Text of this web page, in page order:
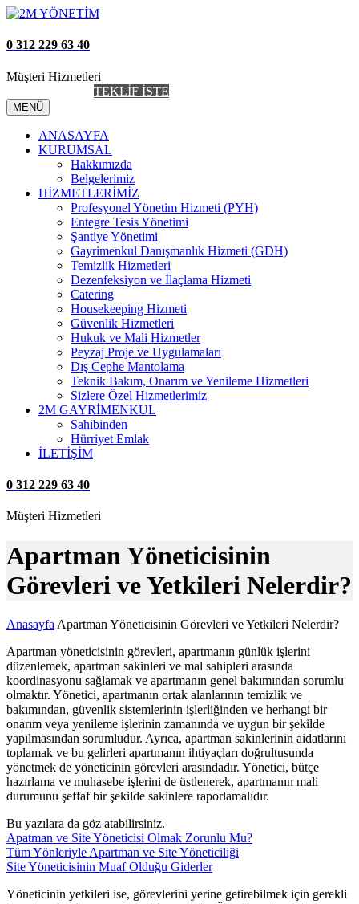
0 312 229 63 40
Müşteri Hizmetleri
TEKLİF İSTE
MENÜ
ANASAYFA
KURUMSAL
Hakkımızda
Belgelerimiz
HİZMETLERİMİZ
Profesyonel Yönetim Hizmeti (PYH)
Entegre Tesis Yönetimi
Şantiye Yönetimi
Gayrimenkul Danışmanlık Hizmeti (GDH)
Temizlik Hizmetleri
Dezenfeksiyon ve İlaçlama Hizmeti
Catering
Housekeeping Hizmeti
Güvenlik Hizmetleri
Hukuk ve Mali Hizmetler
Peyzaj Proje ve Uygulamaları
Dış Cephe Mantolama
Teknik Bakım, Onarım ve Yenileme Hizmetleri
Sizlere Özel Hizmetlerimiz
2M GAYRİMENKUL
Sahibinden
Hürriyet Emlak
İLETİŞİM
0 312 229 63 40
Müşteri Hizmetleri
Apartman Yöneticisinin
Görevleri ve Yetkileri Nelerdir?
Anasayfa Apartman Yöneticisinin Görevleri ve Yetkileri Nelerdir?
Apartman yöneticisinin görevleri, apartmanın günlük işlerini
düzenlemek, apartman sakinleri ve mal sahipleri arasında
koordinasyonu sağlamak ve apartmanın genel bakımından sorumlu
olmaktır. Yönetici, apartmanın ortak alanlarının temizlik ve
bakımından, güvenlik sistemlerinin işlerliğinden ve herhangi bir
onarım veya yenileme işlerinin zamanında ve uygun bir şekilde
yapılmasından sorumludur. Ayrıca, apartman sakinlerinin aidatlarını
toplamak ve bu gelirleri apartmanın ihtiyaçları doğrultusunda
yönetmek de yöneticinin görevleri arasındadır. Yönetici, bütçe
hazırlama ve muhasebe işlerini de üstlenerek, apartmanın mali
durumunu şeffaf bir şekilde sakinlere raporlamalıdır.
Bu yazılara da göz atabilirsiniz.
Apatman ve Site Yöneticisi Olmak Zorunlu Mu?
Tüm Yönleriyle Apartman ve Site Yöneticiliği
Site Yöneticisinin Muaf Olduğu Giderler
Yöneticinin yetkileri ise, görevlerini yerine getirebilmek için gerekli